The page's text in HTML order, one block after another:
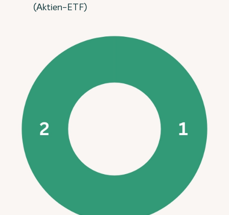
(Aktien-ETF)